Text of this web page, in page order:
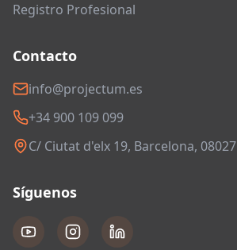
Registro Profesional
Contacto
info@projectum.es
+34 900 109 099
C/ Ciutat d'elx 19, Barcelona, 08027
Síguenos